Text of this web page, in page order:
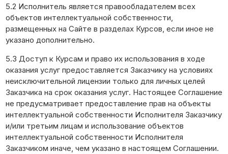
5.2 Исполнитель является правообладателем всех
объектов интеллектуальной собственности,
размещенных на Сайте в разделах Курсов, если иное не
указано дополнительно.
5.3 Доступ к Курсам и право их использования в ходе
оказания услуг предоставляется Заказчику на условиях
неисключительной лицензии только для личных целей
Заказчика на срок оказания услуг. Настоящее Соглашение
не предусматривает предоставление прав на объекты
интеллектуальной собственности Исполнителя Заказчику
и/или третьим лицам и использование объектов
интеллектуальной собственности Исполнителя
Заказчиком иначе, чем указано в настоящем Соглашении.